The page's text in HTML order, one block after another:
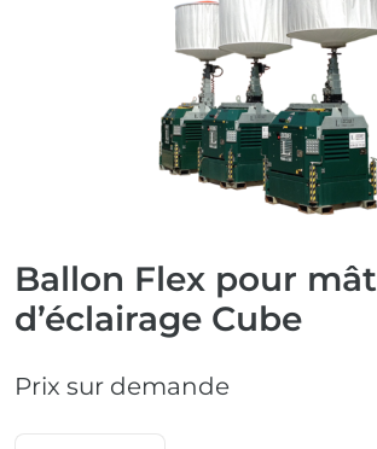
Ballon Flex pour mât
d’éclairage Cube
Prix ​​sur demande